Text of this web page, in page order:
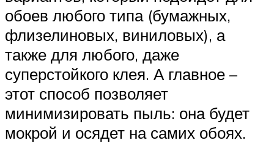
обоев любого типа (бумажных,
флизелиновых, виниловых), а
также для любого, даже
суперстойкого клея. А главное –
этот способ позволяет
минимизировать пыль: она будет
мокрой и осядет на самих обоях.